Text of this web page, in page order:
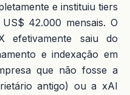
e instituiu tiers
42.000 mensais. O
efetivamente saiu do
e indexação em
que não fosse a
antigo) ou a xAI